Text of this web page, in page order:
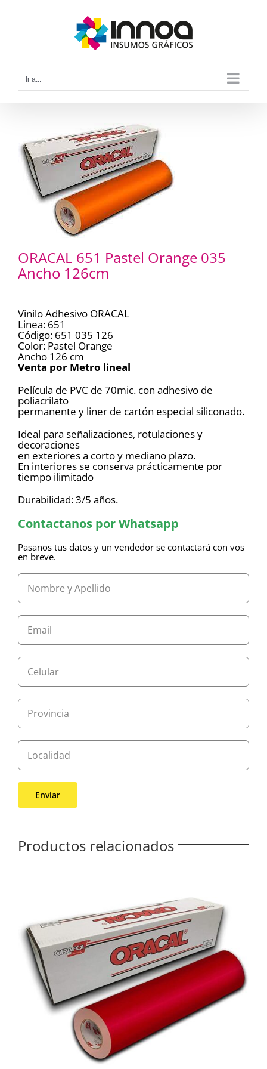
Ir a...
ORACAL 651 Pastel Orange 035
Ancho 126cm
Vinilo Adhesivo ORACAL
Linea: 651
Código: 651 035 126
Color: Pastel Orange
Ancho 126 cm
Venta por Metro lineal
Película de PVC de 70mic. con adhesivo de
poliacrilato
permanente y liner de cartón especial siliconado.
Ideal para señalizaciones, rotulaciones y
decoraciones
en exteriores a corto y mediano plazo.
En interiores se conserva prácticamente por
tiempo ilimitado
Durabilidad: 3/5 años.
Contactanos por Whatsapp
Pasanos tus datos y un vendedor se contactará con vos
en breve.
Productos relacionados